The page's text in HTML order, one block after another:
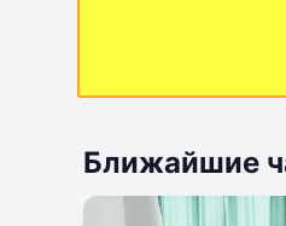
правильной
развивают
систему, а
с сердечно –
здоровье.
Ближайшие